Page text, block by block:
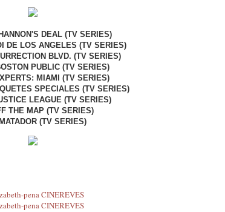
DEAL (TV SERIES)
DE LOS ANGELES (TV SERIES)
BLVD. (TV SERIES)
PUBLIC (TV SERIES)
MIAMI (TV SERIES)
SPECIALES (TV SERIES)
LEAGUE (TV SERIES)
THE MAP (TV SERIES)
(TV SERIES)